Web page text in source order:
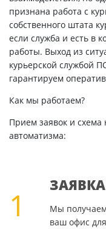
признана работа с
собственного штата
если служба и есть в
работы. Выход из
курьерской службой
гарантируем
Как мы работаем?
Прием заявок и
автоматизма:
1
ЗАЯВКА
Мы получаем
ваш офис